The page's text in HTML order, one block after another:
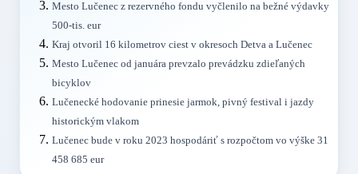
Mesto Lučenec z rezervného fondu vyčlenilo na bežné výdavky
500-tis. eur
Kraj otvoril 16 kilometrov ciest v okresoch Detva a Lučenec
Mesto Lučenec od januára prevzalo prevádzku zdieľaných
bicyklov
Lučenecké hodovanie prinesie jarmok, pivný festival i jazdy
historickým vlakom
Lučenec bude v roku 2023 hospodáriť s rozpočtom vo výške 31
458 685 eur